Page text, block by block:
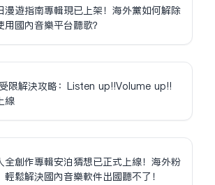
漫遊指南專輯現已上架！海外黨如何解除
國內音樂平台聽歌？
限解決攻略：Listen up!!Volume up!!
線
全創作專輯安泊猜想已正式上線！海外粉
鬆解決國內音樂軟件出國聽不了！